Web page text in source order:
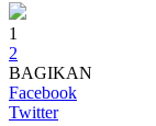
1
2
BAGIKAN
Facebook
Twitter